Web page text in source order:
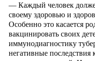
— Каждый человек
своему здоровью и
Особенно это касается
вакцинировать своих
иммунодиагностику
негативные последствия